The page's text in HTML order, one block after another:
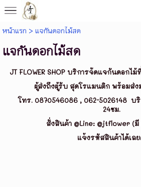
หน้าแรก > แจกันดอกไม้สด
แจกันดอกไม้สด
JT FLOWER SHOP บริการจัดแจกันดอกไม้
ผู้ส่งถึงผู้รับ สุดโรแมนติก พร้อมส่ง
โทร. 0870546086 , 062-5026148 บ
24ชม.
สั่งสินค้า @Line: @jtflower (มี
แจ้งรหัสสินค้าได้เลย